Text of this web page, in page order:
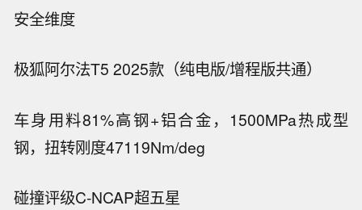
安全维度
极狐阿尔法T5 2025款（纯电版/增程版共通）
车身用料81%高钢+铝合金，1500MPa热成型
钢，扭转刚度47119Nm/deg
碰撞评级C-NCAP超五星